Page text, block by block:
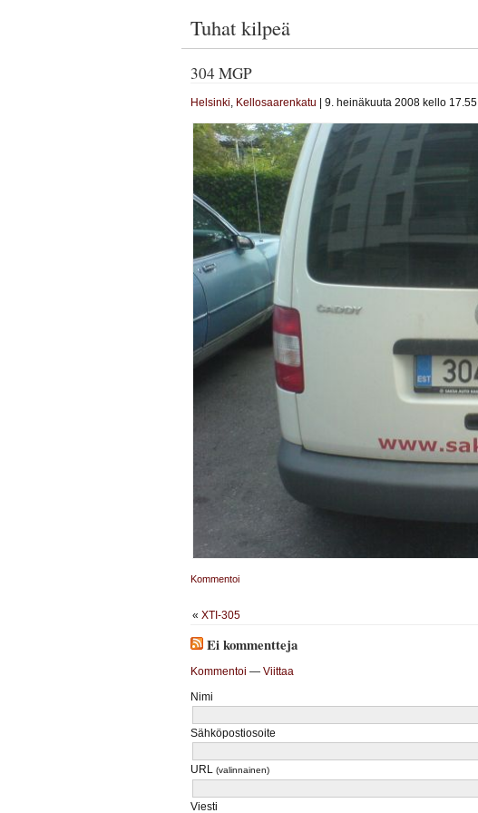
Tuhat kilpeä
304 MGP
Helsinki Kellosaarenkatu | 9. heinäkuuta 2008 kello 17.55
Kommentoi
« XTI-305
Ei kommentteja
Kommentoi — Viittaa
Nimi
Sähköpostiosoite
URL (valinnainen)
Viesti